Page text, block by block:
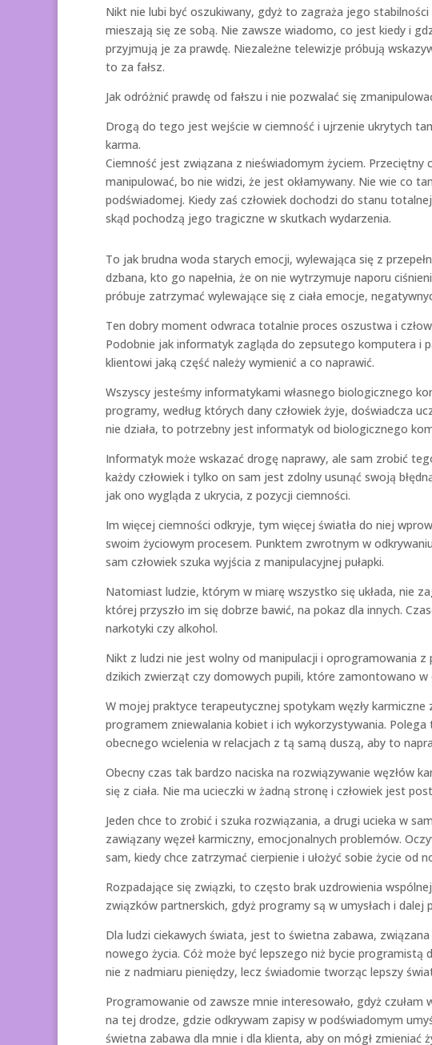
Nikt nie lubi być oszukiwany, gdyż to zagraża jego
mieszają się ze sobą. Nie zawsze wiadomo, co jest kiedy i
przyjmują je za prawdę. Niezależne telewizje próbują
to za fałsz.
Jak odróżnić prawdę od fałszu i nie pozwalać się
Drogą do tego jest wejście w ciemność i ujrzenie ukrytych
karma.
Ciemność jest związana z nieświadomym życiem. Przeciętny
manipulować, bo nie widzi, że jest okłamywany. Nie wie co
podświadomej. Kiedy zaś człowiek dochodzi do stanu
skąd pochodzą jego tragiczne w skutkach wydarzenia.
To jak brudna woda starych emocji, wylewająca się z
dzbana, kto go napełnia, że on nie wytrzymuje naporu
próbuje zatrzymać wylewające się z ciała emocje,
Ten dobry moment odwraca totalnie proces oszustwa i
Podobnie jak informatyk zagląda do zepsutego komputera i
klientowi jaką część należy wymienić a co naprawić.
Wszyscy jesteśmy informatykami własnego biologicznego
programy, według których dany człowiek żyje, doświadcza
nie działa, to potrzebny jest informatyk od biologicznego
Informatyk może wskazać drogę naprawy, ale sam zrobić
każdy człowiek i tylko on sam jest zdolny usunąć swoją
jak ono wygląda z ukrycia, z pozycji ciemności.
Im więcej ciemności odkryje, tym więcej światła do niej
swoim życiowym procesem. Punktem zwrotnym w
sam człowiek szuka wyjścia z manipulacyjnej pułapki.
Natomiast ludzie, którym w miarę wszystko się układa, nie
której przyszło im się dobrze bawić, na pokaz dla innych.
narkotyki czy alkohol.
Nikt z ludzi nie jest wolny od manipulacji i oprogramowania
dzikich zwierząt czy domowych pupili, które zamontowano w
W mojej praktyce terapeutycznej spotykam węzły
programem zniewalania kobiet i ich wykorzystywania.
obecnego wcielenia w relacjach z tą samą duszą, aby to
Obecny czas tak bardzo naciska na rozwiązywanie węzłów
się z ciała. Nie ma ucieczki w żadną stronę i człowiek jest
Jeden chce to zrobić i szuka rozwiązania, a drugi ucieka w
zawiązany węzeł karmiczny, emocjonalnych problemów.
sam, kiedy chce zatrzymać cierpienie i ułożyć sobie życie od
Rozpadające się związki, to często brak uzdrowienia
związków partnerskich, gdyż programy są w umysłach i dalej
Dla ludzi ciekawych świata, jest to świetna zabawa,
nowego życia. Cóż może być lepszego niż bycie programistą
nie z nadmiaru pieniędzy, lecz świadomie tworząc lepszy
Programowanie od zawsze mnie interesowało, gdyż
na tej drodze, gdzie odkrywam zapisy w podświadomym
świetna zabawa dla mnie i dla klienta, aby on mógł zmieniać